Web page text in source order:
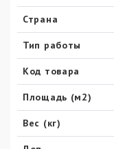
Страна
Тип работы
Код товара
Площадь (м2)
Вес (кг)